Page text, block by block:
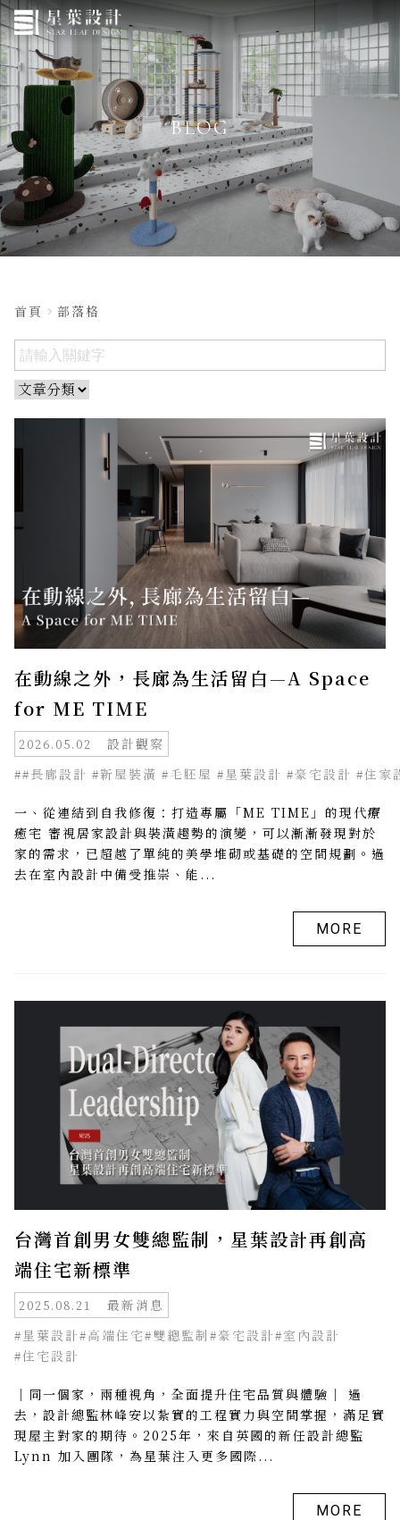
BLOG
首頁 部落格
在動線之外，長廊為生活留白—A Space
for ME TIME
2026.05.02 設計觀察
##長廊設計 #新屋裝潢 #毛胚屋 #星葉設計 #豪宅設計 #住
一、從連結到自我修復：打造專屬「ME TIME」的現代療
癒宅 審視居家設計與裝潢趨勢的演變，可以漸漸發現對於
家的需求，已超越了單純的美學堆砌或基礎的空間規劃。過
去在室內設計中備受推崇、能...
MORE
台灣首創男女雙總監制，星葉設計再創高
端住宅新標準
2025.08.21 最新消息
#星葉設計#高端住宅#雙總監制 #豪宅設計#室內設計
#住宅設計
｜同一個家，兩種視角，全面提升住宅品質與體驗｜ 過
去，設計總監林峰安以紮實的工程實力與空間掌握，滿足實
現屋主對家的期待。2025年，來自英國的新任設計總監
Lynn 加入團隊，為星葉注入更多國際...
MORE